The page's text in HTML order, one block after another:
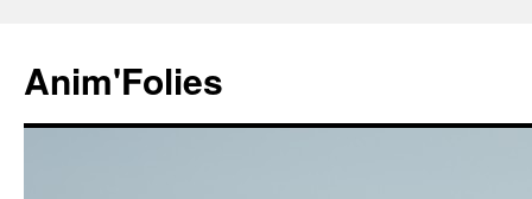
Anim'Folies